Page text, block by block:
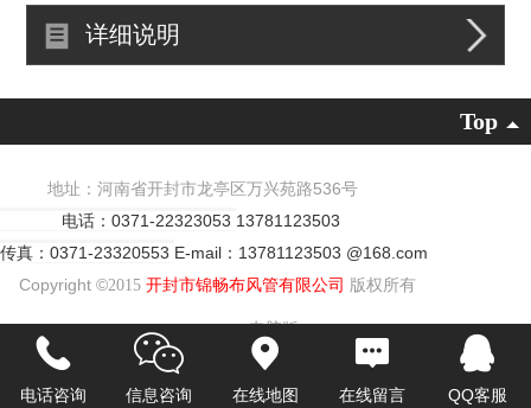
详细说明
Top
地址：河南省开封市龙亭区万兴苑路536号
电话：0371-22323053 13781123503
传真：0371-23320553 E-mail：13781123503 @168.com
Copyright ©2015 开封市锦畅布风管有限公司 版权所有
电脑版
电话咨询 信息咨询 在线地图 在线留言 QQ客服